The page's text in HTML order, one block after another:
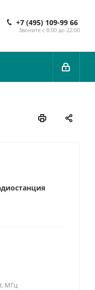
+7 (495) 109-99 66
Звоните с 8:00 до 22:00
МГц